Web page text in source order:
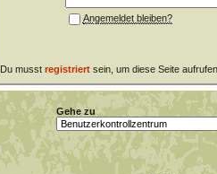
Angemeldet bleiben?
Du musst registriertsein, um diese Seite
Gehe zu